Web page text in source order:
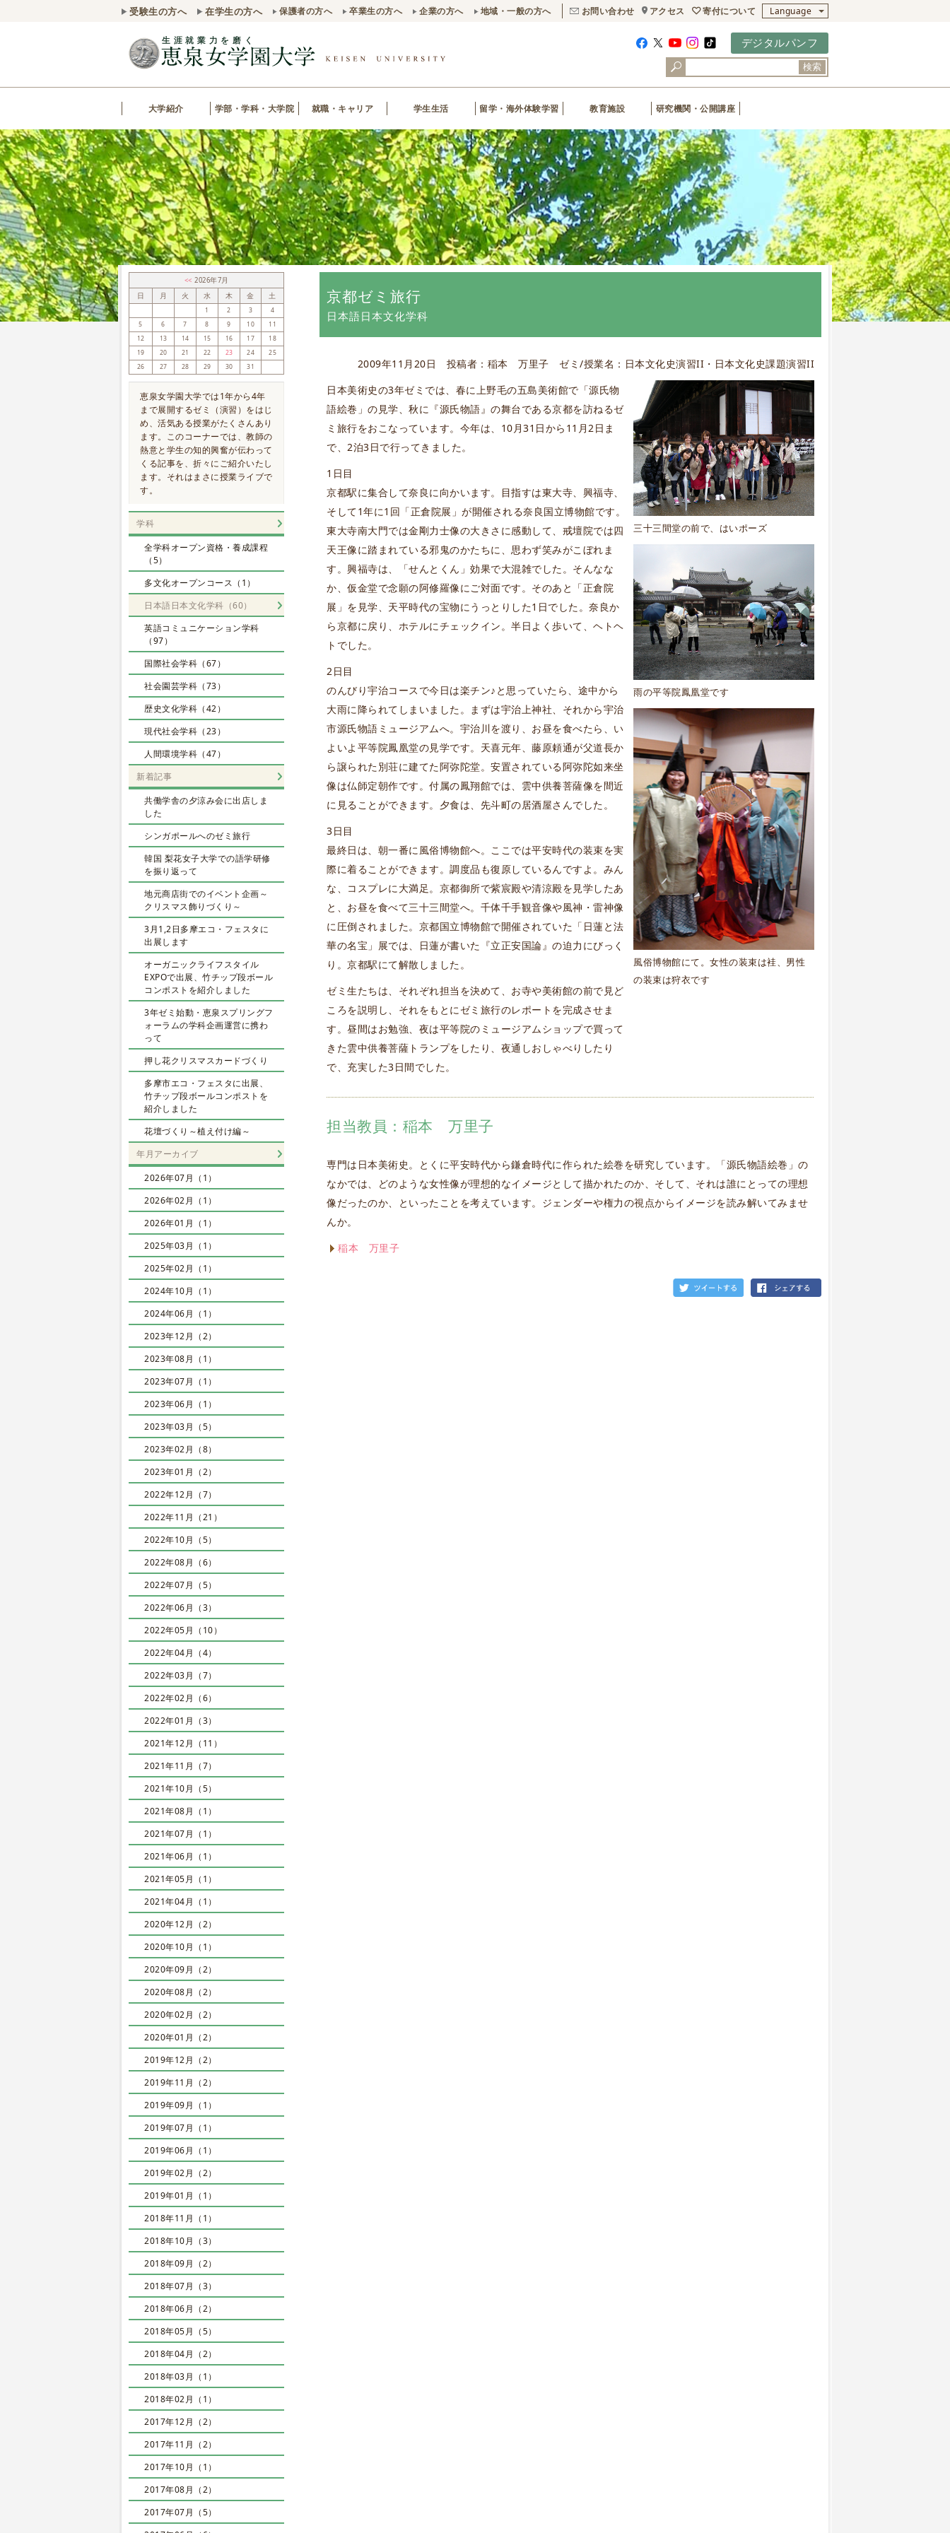
受験生の方へ 在学生の方へ 保護者の方へ 卒業生の方へ 企業の方へ 地域・一般の方へ お問い合わせ アクセス 寄付について Language
デジタルパンフ
検索
大学紹介 学部・学科・大学院 就職・キャリア 学生生活 留学・海外体験学習 教育施設 研究機関・公開講座
京都ゼミ旅行
日本語日本文化学科
2009年11月20日 投稿者：稲本 万里子 ゼミ/授業名：日本文化史演習II・日本文化史課題演習II
日本美術史の3年ゼミでは、春に上野毛の五島美術館で「源氏物
語絵巻」の見学、秋に『源氏物語』の舞台である京都を訪ねるゼ
ミ旅行をおこなっています。今年は、10月31日から11月2日ま
で、2泊3日で行ってきました。
1日目
京都駅に集合して奈良に向かいます。目指すは東大寺、興福寺、
そして1年に1回「正倉院展」が開催される奈良国立博物館です。
東大寺南大門では金剛力士像の大きさに感動して、戒壇院では四
天王像に踏まれている邪鬼のかたちに、思わず笑みがこぼれま
す。興福寺は、「せんとくん」効果で大混雑でした。そんなな
か、仮金堂で念願の阿修羅像にご対面です。そのあと「正倉院
展」を見学、天平時代の宝物にうっとりした1日でした。奈良か
ら京都に戻り、ホテルにチェックイン。半日よく歩いて、ヘトヘ
トでした。
2日目
のんびり宇治コースで今日は楽チン♪と思っていたら、途中から
大雨に降られてしまいました。まずは宇治上神社、それから宇治
市源氏物語ミュージアムへ。宇治川を渡り、お昼を食べたら、い
よいよ平等院鳳凰堂の見学です。天喜元年、藤原頼通が父道長か
ら譲られた別荘に建てた阿弥陀堂。安置されている阿弥陀如来坐
像は仏師定朝作です。付属の鳳翔館では、雲中供養菩薩像を間近
に見ることができます。夕食は、先斗町の居酒屋さんでした。
3日目
最終日は、朝一番に風俗博物館へ。ここでは平安時代の装束を実
際に着ることができます。調度品も復原しているんですよ。みん
な、コスプレに大満足。京都御所で紫宸殿や清涼殿を見学したあ
と、お昼を食べて三十三間堂へ。千体千手観音像や風神・雷神像
に圧倒されました。京都国立博物館で開催されていた「日蓮と法
華の名宝」展では、日蓮が書いた『立正安国論』の迫力にびっく
り。京都駅にて解散しました。
ゼミ生たちは、それぞれ担当を決めて、お寺や美術館の前で見ど
ころを説明し、それをもとにゼミ旅行のレポートを完成させま
す。昼間はお勉強、夜は平等院のミュージアムショップで買って
きた雲中供養菩薩トランプをしたり、夜通しおしゃべりしたり
で、充実した3日間でした。
三十三間堂の前で、はいポーズ
雨の平等院鳳凰堂です
風俗博物館にて。女性の装束は袿、男性
の装束は狩衣です
担当教員：稲本 万里子
専門は日本美術史。とくに平安時代から鎌倉時代に作られた絵巻を研究しています。「源氏物語絵巻」の
なかでは、どのような女性像が理想的なイメージとして描かれたのか、そして、それは誰にとっての理想
像だったのか、といったことを考えています。ジェンダーや権力の視点からイメージを読み解いてみませ
んか。
稲本 万里子
<< 2026年7月
日
月 火 水 木 金 土
1 2 3
4
5
6 7 8 9 10
11
12
13 14 15 16 17
18
19
20 21 22 23 24
25
26
27 28 29 30 31
恵泉女学園大学では1年から4年
まで展開するゼミ（演習）をはじ
め、活気ある授業がたくさんあり
ます。このコーナーでは、教師の
熱意と学生の知的興奮が伝わって
くる記事を、折々にご紹介いたし
ます。それはまさに授業ライブで
す。
学科
全学科オープン資格・養成課程
（5）
多文化オープンコース（1）
日本語日本文化学科（60）
英語コミュニケーション学科
（97）
国際社会学科（67）
社会園芸学科（73）
歴史文化学科（42）
現代社会学科（23）
人間環境学科（47）
新着記事
共働学舎の夕涼み会に出店しま
した
シンガポールへのゼミ旅行
韓国 梨花女子大学での語学研修
を振り返って
地元商店街でのイベント企画～
クリスマス飾りづくり～
3月1,2日多摩エコ・フェスタに
出展します
オーガニックライフスタイル
EXPOで出展、竹チップ段ボール
コンポストを紹介しました
3年ゼミ始動・恵泉スプリングフ
ォーラムの学科企画運営に携わ
って
押し花クリスマスカードづくり
多摩市エコ・フェスタに出展、
竹チップ段ボールコンポストを
紹介しました
花壇づくり～植え付け編～
年月アーカイブ
2026年07月（1）
2026年02月（1）
2026年01月（1）
2025年03月（1）
2025年02月（1）
2024年10月（1）
2024年06月（1）
2023年12月（2）
2023年08月（1）
2023年07月（1）
2023年06月（1）
2023年03月（5）
2023年02月（8）
2023年01月（2）
2022年12月（7）
2022年11月（21）
2022年10月（5）
2022年08月（6）
2022年07月（5）
2022年06月（3）
2022年05月（10）
2022年04月（4）
2022年03月（7）
2022年02月（6）
2022年01月（3）
2021年12月（11）
2021年11月（7）
2021年10月（5）
2021年08月（1）
2021年07月（1）
2021年06月（1）
2021年05月（1）
2021年04月（1）
2020年12月（2）
2020年10月（1）
2020年09月（2）
2020年08月（2）
2020年02月（2）
2020年01月（2）
2019年12月（2）
2019年11月（2）
2019年09月（1）
2019年07月（1）
2019年06月（1）
2019年02月（2）
2019年01月（1）
2018年11月（1）
2018年10月（3）
2018年09月（2）
2018年07月（3）
2018年06月（2）
2018年05月（5）
2018年04月（2）
2018年03月（1）
2018年02月（1）
2017年12月（2）
2017年11月（2）
2017年10月（1）
2017年08月（2）
2017年07月（5）